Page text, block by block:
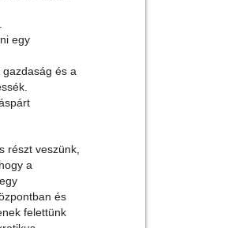
egy
és a
részt veszünk,
a
és
felettünk